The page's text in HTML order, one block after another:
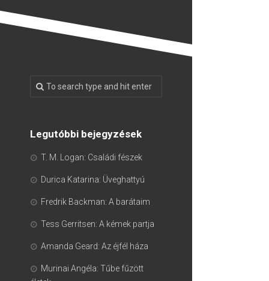
Legutóbbi bejegyzések
T. M. Logan: Családi fészek
Durica Katarina: Üveghattyú
Fredrik Backman: A barátaim
Tess Gerritsen: A kémek partja
Amanda Geard: Az éjfél háza
Murinai Angéla: Tűbe fűzött